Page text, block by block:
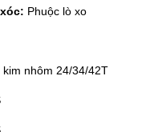
Phuộc lò xo
kim nhôm 24/34/42T